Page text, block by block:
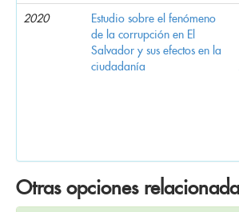
2020
Estudio sobre el fenómeno
de la corrupción en El
Salvador y sus efectos en la
ciudadanía
Otras opciones